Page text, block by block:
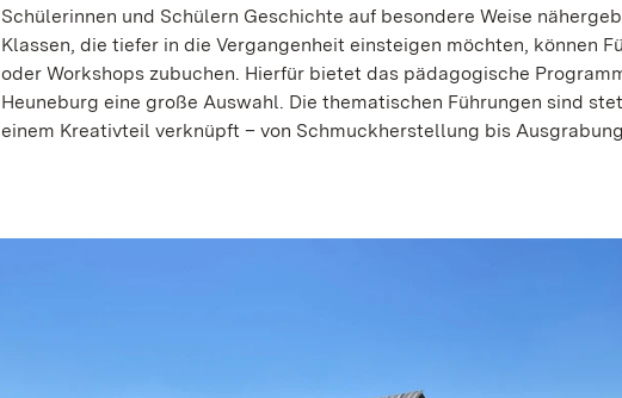
Schülerinnen und Schülern Geschichte auf besondere Weise
Klassen, die tiefer in die Vergangenheit einsteigen möchten, können
oder Workshops zubuchen. Hierfür bietet das pädagogische
Heuneburg eine große Auswahl. Die thematischen Führungen sind
einem Kreativteil verknüpft – von Schmuckherstellung bis